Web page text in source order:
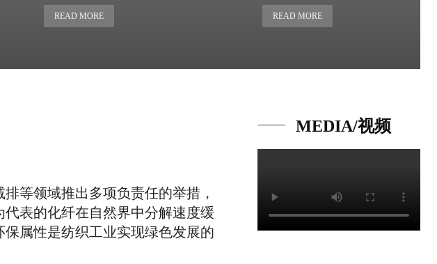
READ MORE READ MORE
等领域推出多项负责任的举措，
表的化纤在自然界中分解速度缓
属性是纺织工业实现绿色发展的
MEDIA/视频